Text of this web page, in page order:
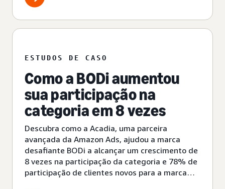
ESTUDOS DE CASO
Como a BODi aumentou
sua participação na
categoria em 8 vezes
Descubra como a Acadia, uma parceira
avançada da Amazon Ads, ajudou a marca
desafiante BODi a alcançar um crescimento de
8 vezes na participação da categoria e 78% de
participação de clientes novos para a marca